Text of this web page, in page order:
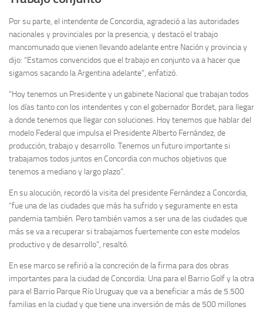
Por su parte, el intendente de Concordia, agradeció a las autoridades
nacionales y provinciales por la presencia, y destacó el trabajo
mancomunado que vienen llevando adelante entre Nación y provincia y
dijo: “Estamos convencidos que el trabajo en conjunto va a hacer que
sigamos sacando la Argentina adelante”, enfatizó.
“Hoy tenemos un Presidente y un gabinete Nacional que trabajan todos
los días tanto con los intendentes y con el gobernador Bordet, para llegar
a donde tenemos que llegar con soluciones. Hoy tenemos que hablar del
modelo Federal que impulsa el Presidente Alberto Fernández, de
producción, trabajo y desarrollo. Tenemos un futuro importante si
trabajamos todos juntos en Concordia con muchos objetivos que
tenemos a mediano y largo plazo”.
En su alocución, recordó la visita del presidente Fernández a Concordia,
“fue una de las ciudades que más ha sufrido y seguramente en esta
pandemia también. Pero también vamos a ser una de las ciudades que
más se va a recuperar si trabajamos fuertemente con este modelos
productivo y de desarrollo”, resaltó.
En ese marco se refirió a la concreción de la firma para dos obras
importantes para la ciudad de Concordia: Una para el Barrio Golf y la otra
para el Barrio Parque Río Uruguay que va a beneficiar a más de 5.500
familias en la ciudad y que tiene una inversión de más de 500 millones